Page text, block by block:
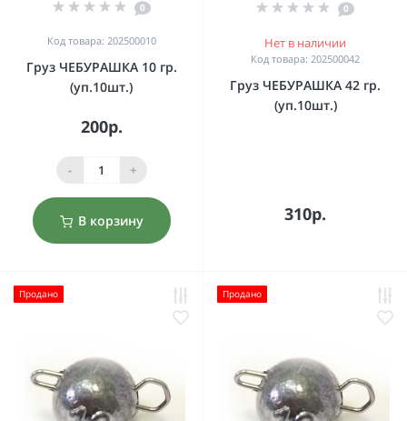
0
Код товара: 202500010
Груз ЧЕБУРАШКА 10 гр.
(уп.10шт.)
200р.
- +
В корзину
0
Нет в наличии
Код товара: 202500042
Груз ЧЕБУРАШКА 42 гр.
(уп.10шт.)
310р.
Продано Продано